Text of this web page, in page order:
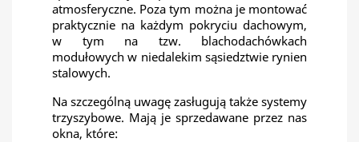
atmosferyczne. Poza tym można je montować
praktycznie na każdym pokryciu dachowym,
w tym na tzw. blachodachówkach
modułowych w niedalekim sąsiedztwie rynien
stalowych.
Na szczególną uwagę zasługują także systemy
trzyszybowe. Mają je sprzedawane przez nas
okna, które: